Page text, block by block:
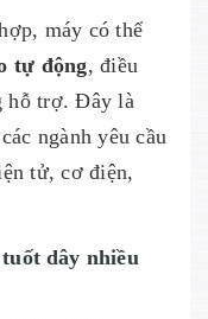
máy có thể
tự động, điều
hỗ trợ. Đây là
ngành yêu cầu
tử, cơ điện,
dây nhiều